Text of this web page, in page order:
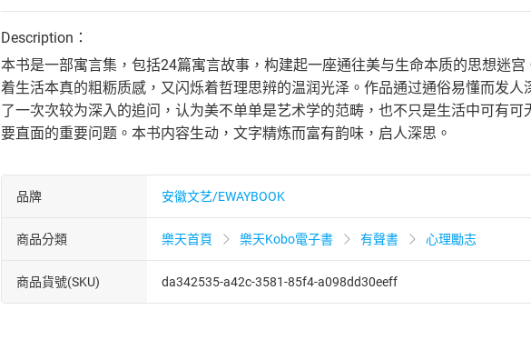
Description：
本书是一部寓言集，包括24篇寓言故事，构建起一座通往美与生命本质的思想迷
着生活本真的粗粝质感，又闪烁着哲理思辨的温润光泽。作品通过通俗易懂而发
了一次次较为深入的追问，认为美不单单是艺术学的范畴，也不只是生活中可有
要直面的重要问题。本书内容生动，文字精炼而富有韵味，启人深思。
品牌 安徽文艺/EWAYBOOK
商品分類 樂天首頁 樂天Kobo電子書 有聲書 心理勵志
商品貨號(SKU) da342535-a42c-3581-85f4-a098dd30eeff